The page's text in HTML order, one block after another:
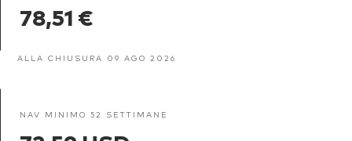
78,51 €
ALLA CHIUSURA 09 AGO 2026
NAV MINIMO 52 SETTIMANE